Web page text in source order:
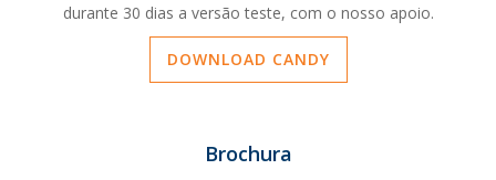
durante 30 dias a versão teste, com o nosso apoio.
DOWNLOAD CANDY
Brochura